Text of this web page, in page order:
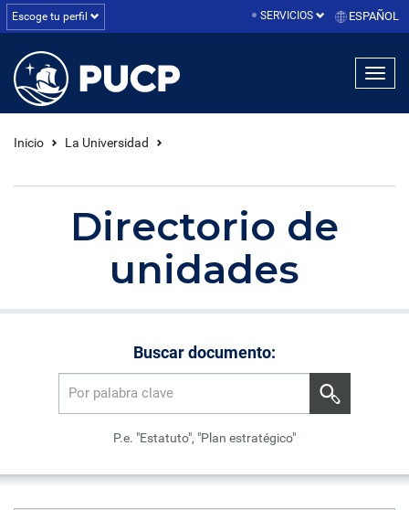
Escoge tu perfil SERVICIOS ESPAÑOL
Inicio La Universidad
Directorio de
unidades
Buscar documento:
P.e. "Estatuto", "Plan estratégico"